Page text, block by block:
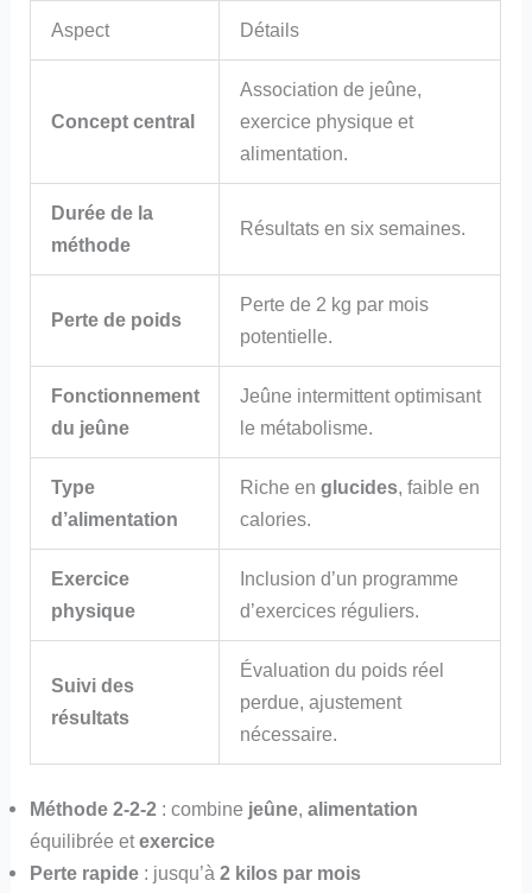
Aspect Détails
Concept central
Association de jeûne,
exercice physique et
alimentation.
Durée de la
méthode
Résultats en six semaines.
Perte de poids
Perte de 2 kg par mois
potentielle.
Fonctionnement
du jeûne
Jeûne intermittent optimisant
le métabolisme.
Type
d’alimentation
Riche en glucides, faible en
calories.
Exercice
physique
Inclusion d’un programme
d’exercices réguliers.
Suivi des
résultats
Évaluation du poids réel
perdue, ajustement
nécessaire.
Méthode 2-2-2 : combine jeûne,alimentation
équilibrée etexercice
Perte rapide : jusqu’à2 kilos par mois